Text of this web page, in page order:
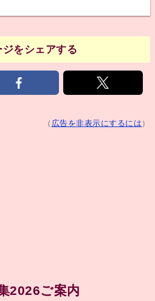
ジをシェアする
（ 広告を非表示にするには ）
2026ご案内